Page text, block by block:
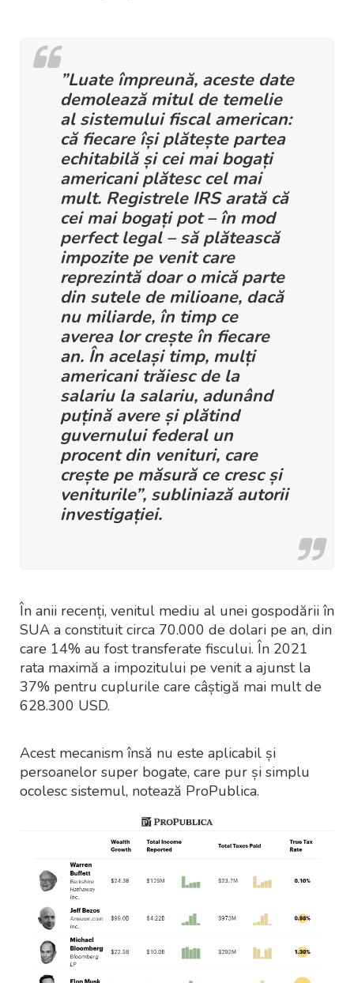
”Luate împreună, aceste date
demolează mitul de temelie
al sistemului fiscal american:
că fiecare își plătește partea
echitabilă și cei mai bogați
americani plătesc cel mai
mult. Registrele IRS arată că
cei mai bogați pot – în mod
perfect legal – să plătească
impozite pe venit care
reprezintă doar o mică parte
din sutele de milioane, dacă
nu miliarde, în timp ce
averea lor crește în fiecare
an. În același timp, mulți
americani trăiesc de la
salariu la salariu, adunând
puțină avere și plătind
guvernului federal un
procent din venituri, care
crește pe măsură ce cresc și
veniturile”, subliniază autorii
investigației.
În anii recenți, venitul mediu al unei gospodării în
SUA a constituit circa 70.000 de dolari pe an, din
care 14% au fost transferate fiscului. În 2021
rata maximă a impozitului pe venit a ajunst la
37% pentru cuplurile care câștigă mai mult de
628.300 USD.
Acest mecanism însă nu este aplicabil și
persoanelor super bogate, care pur și simplu
ocolesc sistemul, notează ProPublica.